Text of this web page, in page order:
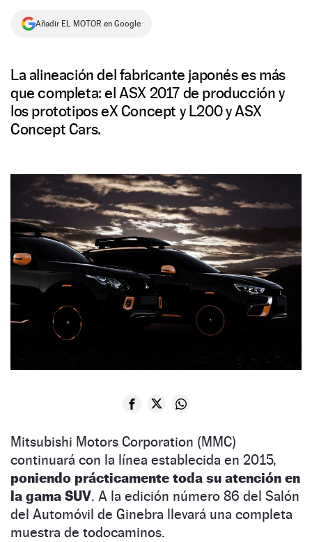
NEWSLETTER
Añadir EL MOTOR en Google
La alineación del fabricante japonés es más
que completa: el ASX 2017 de producción y
los prototipos eX Concept y L200 y ASX
Concept Cars.
Mitsubishi Motors Corporation (MMC)
continuará con la línea establecida en 2015,
poniendo prácticamente toda su atención en
la gama SUV. A la edición número 86 del Salón
del Automóvil de Ginebra llevará una completa
muestra de todocaminos.